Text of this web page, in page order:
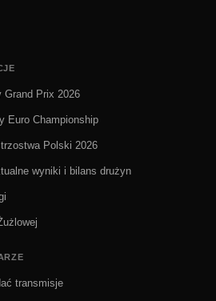
Grand Prix 2026
Euro Championship
Polski 2026
wyniki i bilans drużyn
transmisje